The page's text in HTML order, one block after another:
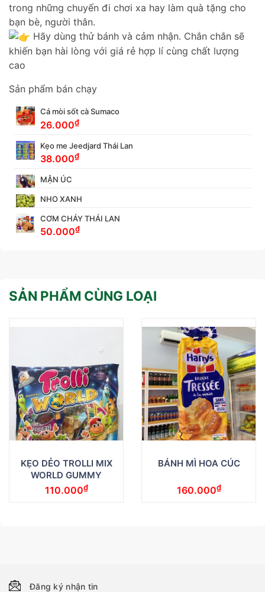
trong những chuyến đi chơi xa hay làm quà tặng cho
bạn bè, người thân.
Hãy dùng thử bánh và cảm nhận. Chắn chắn sẽ
khiến bạn hài lòng với giá rẻ hợp lí cùng chất lượng
cao
Sản phẩm bán chạy
Cá mòi sốt cà Sumaco
26.000₫
Kẹo me Jeedjard Thái Lan
38.000₫
MẬN ÚC
NHO XANH
CƠM CHÁY THÁI LAN
50.000₫
SẢN PHẨM CÙNG LOẠI
KẸO DẺO TROLLI MIX
WORLD GUMMY
110.000₫
BÁNH MÌ HOA CÚC
160.000₫
Đăng ký nhận tin